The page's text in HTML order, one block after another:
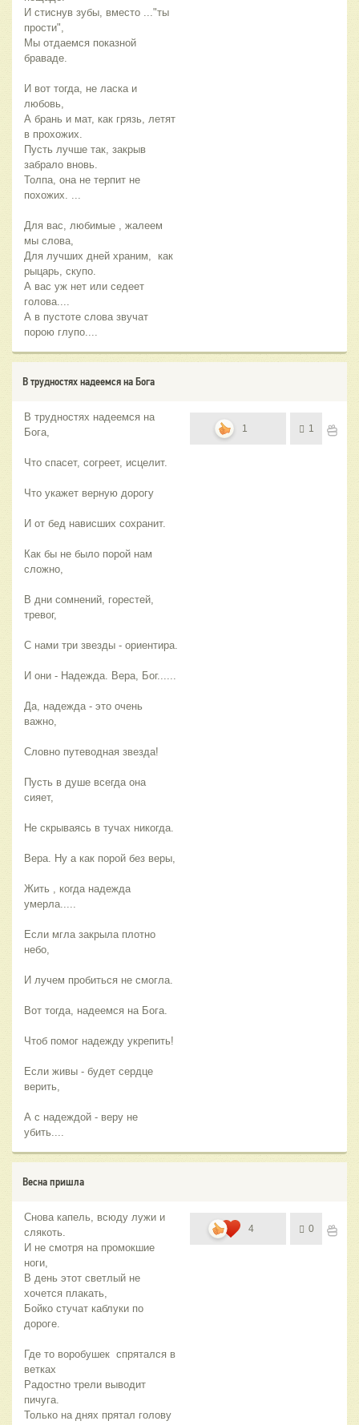
И стиснув зубы, вместо ..."ты
прости",
Мы отдаемся показной
браваде.
И вот тогда, не ласка и
любовь,
А брань и мат, как грязь, летят
в прохожих.
Пусть лучше так, закрыв
забрало вновь.
Толпа, она не терпит не
похожих. ...
Для вас, любимые , жалеем
мы слова,
Для лучших дней храним, как
рыцарь, скупо.
А вас уж нет или седеет
голова....
А в пустоте слова звучат
порою глупо....
В трудностях надеемся на Бога
В трудностях надеемся на
Бога,
Что спасет, согреет, исцелит.
Что укажет верную дорогу
И от бед нависших сохранит.
Как бы не было порой нам
сложно,
В дни сомнений, горестей,
тревог,
С нами три звезды - ориентира.
И они - Надежда. Вера, Бог......
Да, надежда - это очень
важно,
Словно путеводная звезда!
Пусть в душе всегда она
сияет,
Не скрываясь в тучах никогда.
Вера. Ну а как порой без веры,
Жить , когда надежда
умерла.....
Если мгла закрыла плотно
небо,
И лучем пробиться не смогла.
Вот тогда, надеемся на Бога.
Чтоб помог надежду укрепить!
Если живы - будет сердце
верить,
А с надеждой - веру не
убить....
1 1
Весна пришла
Снова капель, всюду лужи и
слякоть.
И не смотря на промокшие
ноги,
В день этот светлый не
хочется плакать,
Бойко стучат каблуки по
дороге.
Где то воробушек спрятался в
ветках
Радостно трели выводит
пичуга.
Только на днях прятал голову
4 0